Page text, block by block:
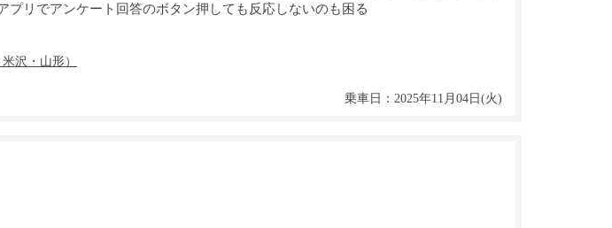
リでアンケート回答のボタン押しても反応しないのも困る
乗車日：2025年11月04日(火)